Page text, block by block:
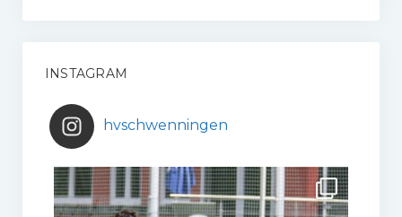
INSTAGRAM
hvschwenningen